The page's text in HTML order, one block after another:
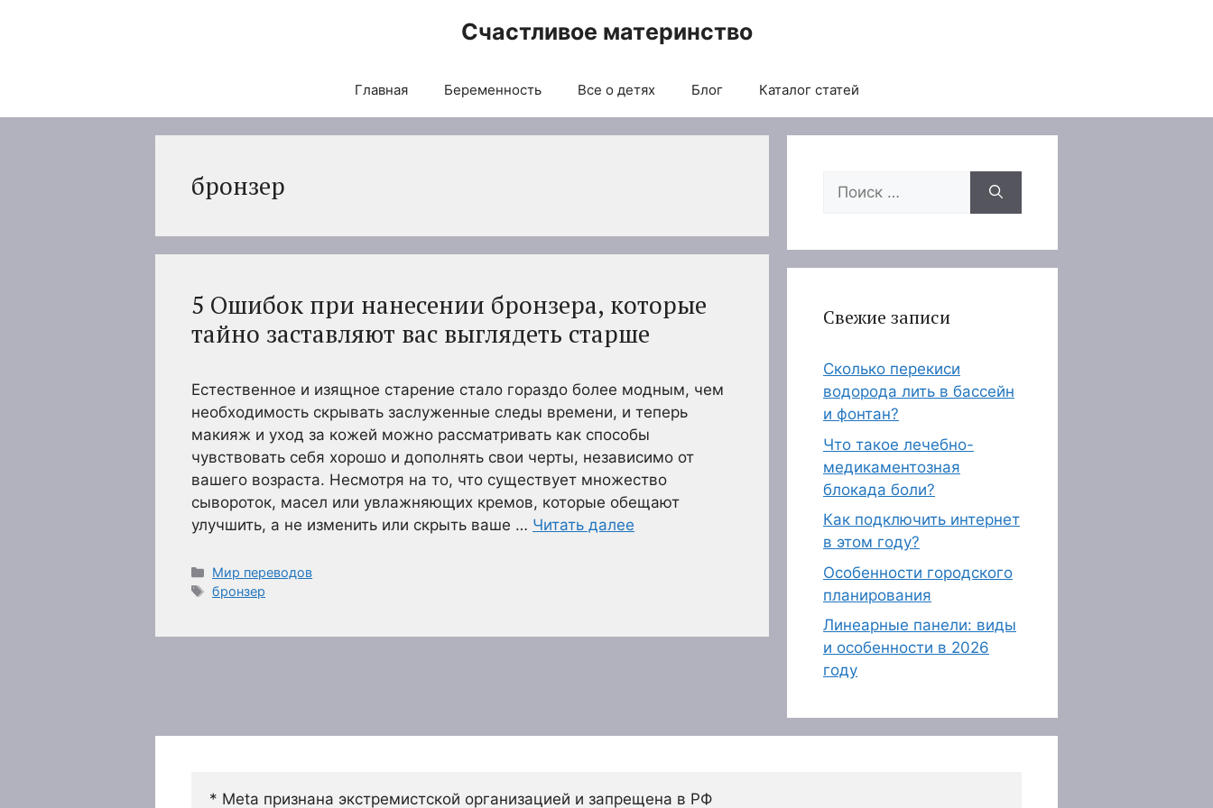
Счастливое материнство
Главная Беременность Все о детях Блог Каталог статей
бронзер
5 Ошибок при нанесении бронзера, которые
тайно заставляют вас выглядеть старше
Естественное и изящное старение стало гораздо более модным, чем
необходимость скрывать заслуженные следы времени, и теперь
макияж и уход за кожей можно рассматривать как способы
чувствовать себя хорошо и дополнять свои черты, независимо от
вашего возраста. Несмотря на то, что существует множество
сывороток, масел или увлажняющих кремов, которые обещают
улучшить, а не изменить или скрыть ваше … Читать далее
Рубрики
Мир переводов
Метки
бронзер
Поиск:
Свежие записи
Сколько перекиси
водорода лить в бассейн
и фонтан?
Что такое лечебно-
медикаментозная
блокада боли?
Как подключить интернет
в этом году?
Особенности городского
планирования
Линеарные панели: виды
и особенности в 2026
году
* Meta признана экстремистской организацией и запрещена в РФ